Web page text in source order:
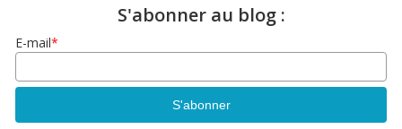
S'abonner au blog :
E-mail*